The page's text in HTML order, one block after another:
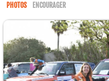
PHOTOS ENCOURAGER